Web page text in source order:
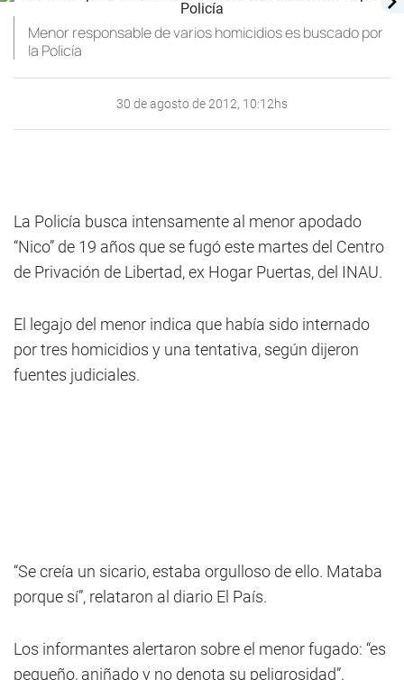
Menor responsable de varios homicidios es buscado por
la Policía
30 de agosto de 2012, 10:12hs
La Policía busca intensamente al menor apodado
“Nico” de 19 años que se fugó este martes del Centro
de Privación de Libertad, ex Hogar Puertas, del INAU.
El legajo del menor indica que había sido internado
por tres homicidios y una tentativa, según dijeron
fuentes judiciales.
“Se creía un sicario, estaba orgulloso de ello. Mataba
porque sí”, relataron al diario El País.
Los informantes alertaron sobre el menor fugado: “es
pequeño, aniñado y no denota su peligrosidad”.